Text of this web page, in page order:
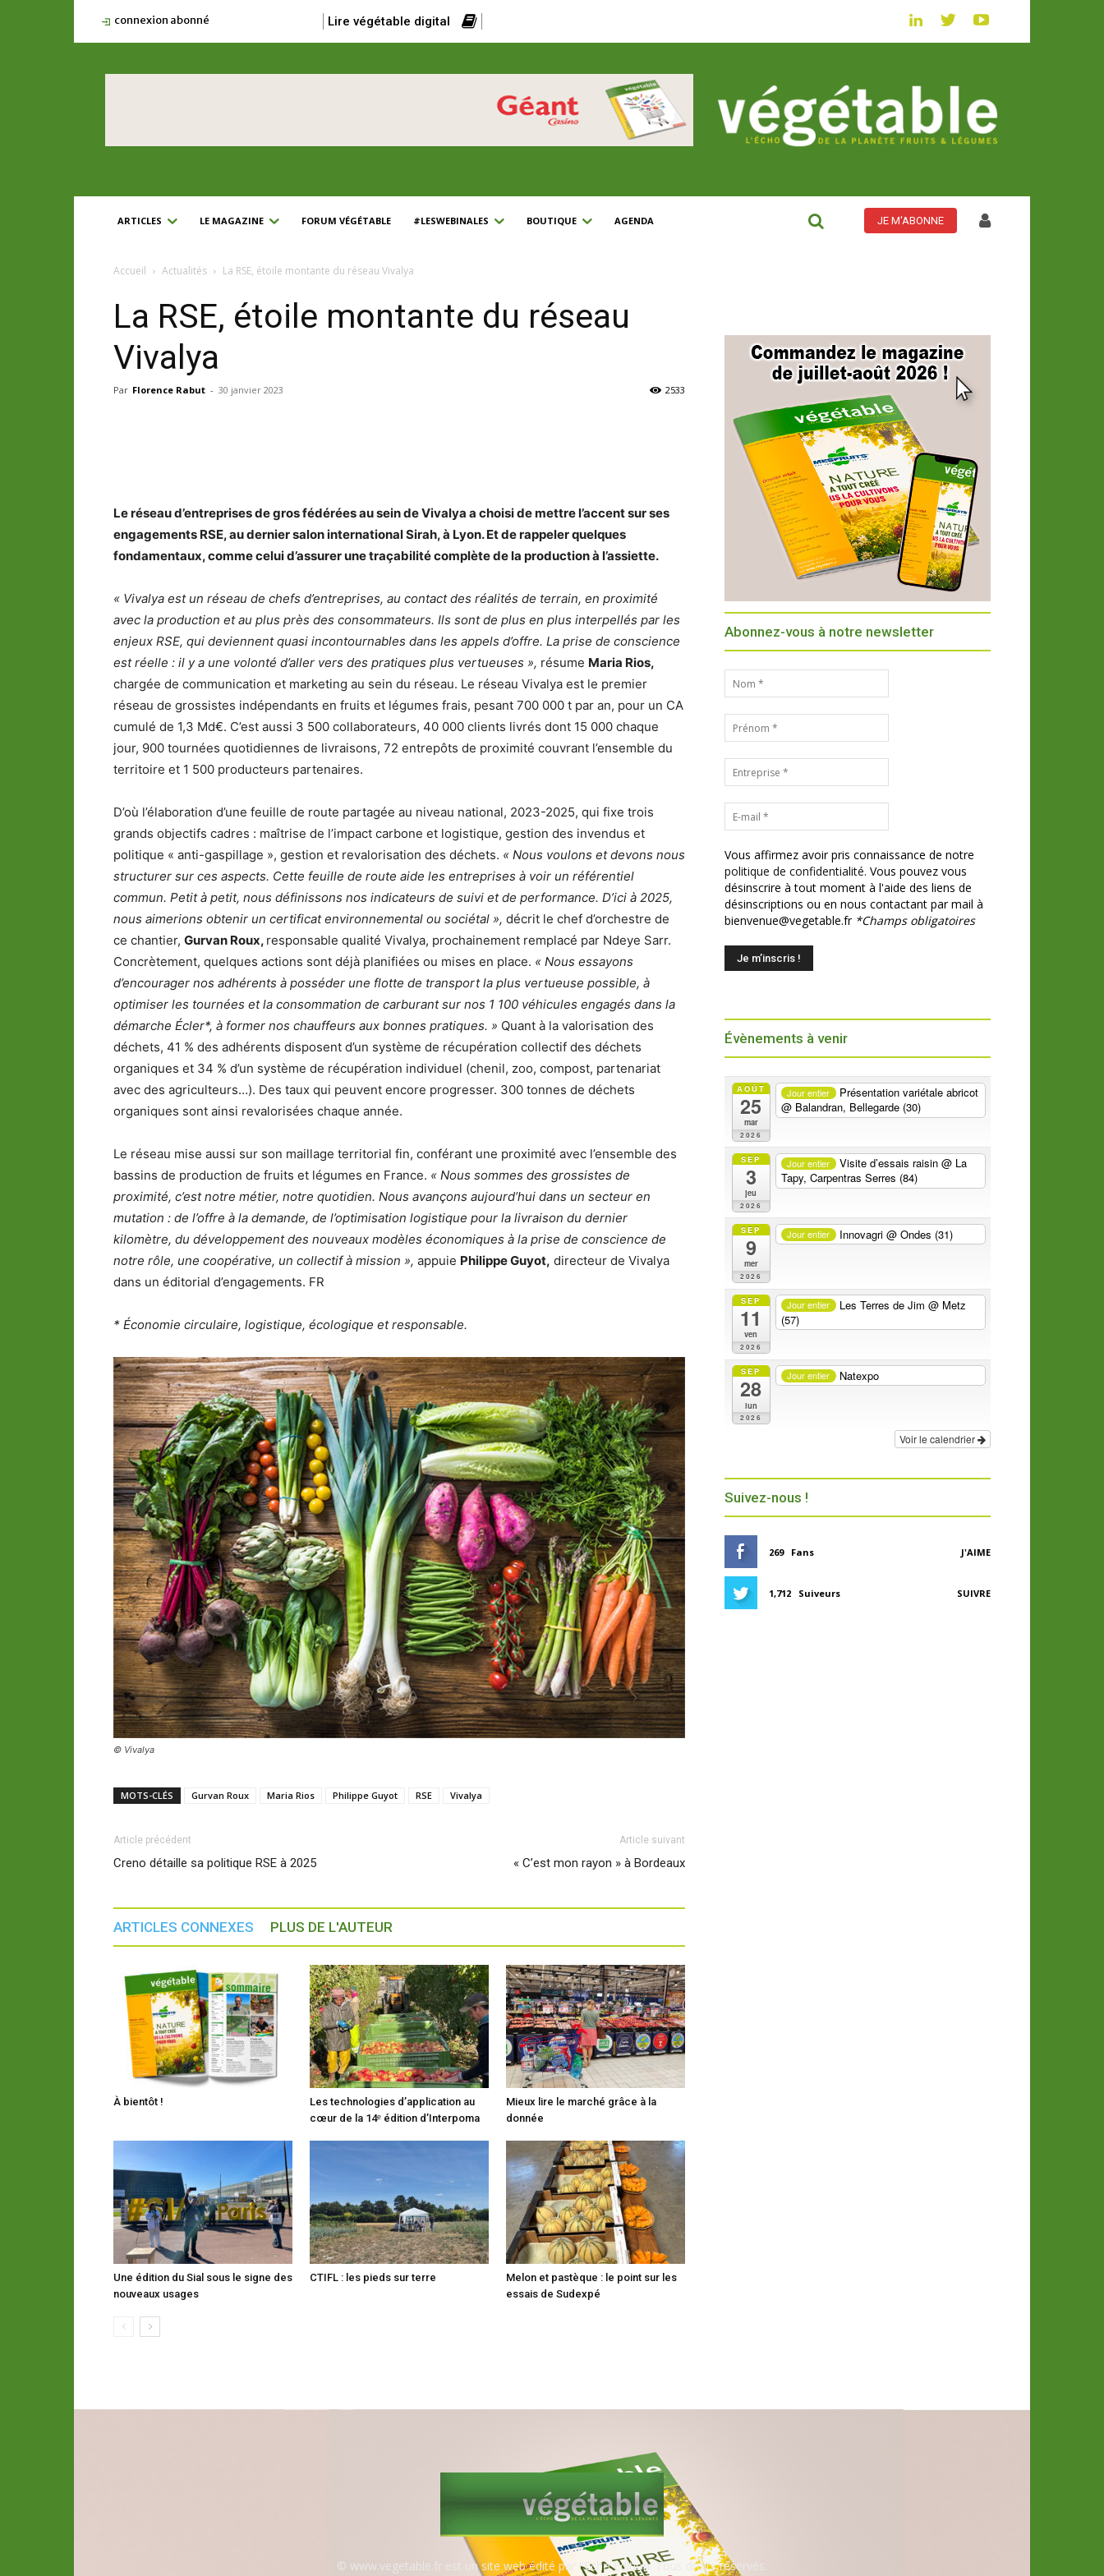
connexion abonné Lire végétable digital
ARTICLES LE MAGAZINE FORUM VÉGÉTABLE #LESWEBINALES BOUTIQUE AGENDA JE M'ABONNE
Accueil Actualités La RSE, étoile montante du réseau Vivalya
La RSE, étoile montante du réseau
Vivalya
Par Florence Rabut - 30 janvier 2023 2533
Le réseau d’entreprises de gros fédérées au sein de Vivalya a choisi de mettre l’accent sur ses
engagements RSE, au dernier salon international Sirah, à Lyon. Et de rappeler quelques
fondamentaux, comme celui d’assurer une traçabilité complète de la production à l’assiette.
« Vivalya est un réseau de chefs d’entreprises, au contact des réalités de terrain, en proximité
avec la production et au plus près des consommateurs. Ils sont de plus en plus interpellés par les
enjeux RSE, qui deviennent quasi incontournables dans les appels d’offre. La prise de conscience
est réelle : il y a une volonté d’aller vers des pratiques plus vertueuses », résume Maria Rios,
chargée de communication et marketing au sein du réseau. Le réseau Vivalya est le premier
réseau de grossistes indépendants en fruits et légumes frais, pesant 700 000 t par an, pour un CA
cumulé de 1,3 Md€. C’est aussi 3 500 collaborateurs, 40 000 clients livrés dont 15 000 chaque
jour, 900 tournées quotidiennes de livraisons, 72 entrepôts de proximité couvrant l’ensemble du
territoire et 1 500 producteurs partenaires.
D’où l’élaboration d’une feuille de route partagée au niveau national, 2023-2025, qui fixe trois
grands objectifs cadres : maîtrise de l’impact carbone et logistique, gestion des invendus et
politique « anti-gaspillage », gestion et revalorisation des déchets. « Nous voulons et devons nous
structurer sur ces aspects. Cette feuille de route aide les entreprises à voir un référentiel
commun. Petit à petit, nous définissons nos indicateurs de suivi et de performance. D’ici à 2025,
nous aimerions obtenir un certificat environnemental ou sociétal », décrit le chef d’orchestre de
ce chantier, Gurvan Roux, responsable qualité Vivalya, prochainement remplacé par Ndeye Sarr.
Concrètement, quelques actions sont déjà planifiées ou mises en place. « Nous essayons
d’encourager nos adhérents à posséder une flotte de transport la plus vertueuse possible, à
optimiser les tournées et la consommation de carburant sur nos 1 100 véhicules engagés dans la
démarche Écler*, à former nos chauffeurs aux bonnes pratiques. » Quant à la valorisation des
déchets, 41 % des adhérents disposent d’un système de récupération collectif des déchets
organiques et 34 % d’un système de récupération individuel (chenil, zoo, compost, partenariat
avec des agriculteurs…). Des taux qui peuvent encore progresser. 300 tonnes de déchets
organiques sont ainsi revalorisées chaque année.
Le réseau mise aussi sur son maillage territorial fin, conférant une proximité avec l’ensemble des
bassins de production de fruits et légumes en France. « Nous sommes des grossistes de
proximité, c’est notre métier, notre quotidien. Nous avançons aujourd’hui dans un secteur en
mutation : de l’offre à la demande, de l’optimisation logistique pour la livraison du dernier
kilomètre, du développement des nouveaux modèles économiques à la prise de conscience de
notre rôle, une coopérative, un collectif à mission », appuie Philippe Guyot, directeur de Vivalya
dans un éditorial d’engagements. FR
* Économie circulaire, logistique, écologique et responsable.
© Vivalya
MOTS-CLÉS Gurvan Roux Maria Rios Philippe Guyot RSE Vivalya
Article précédent
Creno détaille sa politique RSE à 2025
Article suivant
« C’est mon rayon » à Bordeaux
ARTICLES CONNEXES PLUS DE L'AUTEUR
À bientôt !
Les technologies d’application au
cœur de la 14ᵉ édition d’Interpoma
Mieux lire le marché grâce à la
donnée
Une édition du Sial sous le signe des
nouveaux usages
CTIFL : les pieds sur terre
Melon et pastèque : le point sur les
essais de Sudexpé
Abonnez-vous à notre newsletter
Vous affirmez avoir pris connaissance de notre
politique de confidentialité. Vous pouvez vous
désinscrire à tout moment à l'aide des liens de
désinscriptions ou en nous contactant par mail à
bienvenue@vegetable.fr *Champs obligatoires
Évènements à venir
AOÛT
25
mar
2026
Jour entier
Présentation variétale abricot
@ Balandran, Bellegarde (30)
SEP
3
jeu
2026
Jour entier Visite d’essais raisin@ La
Tapy, Carpentras Serres (84)
SEP
9
mer
2026
Jour entier Innovagri@ Ondes (31)
SEP
11
ven
2026
Jour entier Les Terres de Jim@ Metz
(57)
SEP
28
lun
2026
Jour entier Natexpo
Voir le calendrier
Suivez-nous !
269 Fans J'AIME
1,712 Suiveurs SUIVRE
© www.vegetable.fr est un site web édité par l'Echo Edition. Tous droits réservés.